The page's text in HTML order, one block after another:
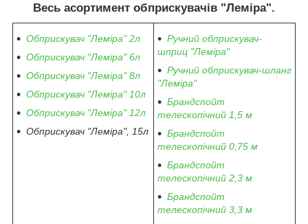
Весь асортимент обприскувачів "Леміра".
Обприскувач "Леміра" 2л
Обприскувач "Леміра" 6л
Обприскувач "Леміра" 8л
Обприскувач "Леміра" 10л
Обприскувач "Леміра" 12л
Обприскувач "Леміра", 15л
Ручний обприскувач-
шприц "Леміра"
Ручний обприскувач-шланг
"Леміра"
Брандспойт
телескопічний 1,5 м
Брандспойт
телескопічний 0,75 м
Брандспойт
телескопічний 2,3 м
Брандспойт
телескопічний 3,3 м